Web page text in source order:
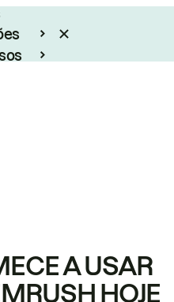
A USAR
HOJE